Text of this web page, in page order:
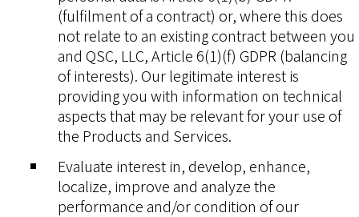
(fulfilment of a contract) or, where this does
not relate to an existing contract between you
and QSC, LLC, Article 6(1)(f) GDPR (balancing
of interests). Our legitimate interest is
providing you with information on technical
aspects that may be relevant for your use of
the Products and Services.
Evaluate interest in, develop, enhance,
localize, improve and analyze the
performance and/or condition of our